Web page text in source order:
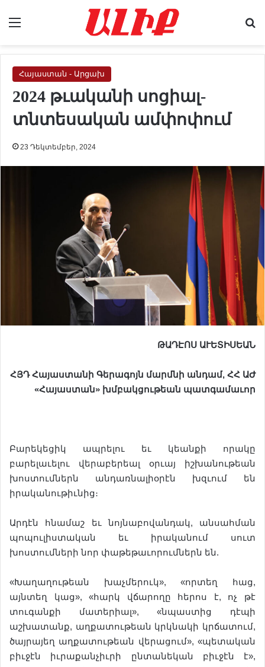
Հայաստան - Արցախ
2024 թւականի սոցիալ-
տնտեսական ամփոփում
23 Դեկտեմբեր, 2024
ԹԱԴԷՈՍ ԱՒԵՏԻՍԵԱՆ
ՀՅԴ Հայաստանի Գերագոյն մարմնի անդամ, ՀՀ ԱԺ
«Հայաստան» խմբակցութեան պատգամաւոր
Բարեկեցիկ ապրելու եւ կեանքի որակը
բարելաւելու վերաբերեալ օրւայ իշխանութեան
խոստումներն անդառնալիօրէն խզւում են
իրականութիւնից։
Արդէն հնամաշ եւ նոյնաբովանդակ, անսահման
պոպուլիստական եւ իրականում սուտ
խոստումների նոր փաթեթաւորումներն են.
«Խաղաղութեան խաչմերուկ», «որտեղ հաց,
այնտեղ կաց», «հարկ վճարողը հերոս է, ոչ թէ
տուգանքի մատերիալ», «նպաստից դէպի
աշխատանք, աղքատութեան կրկնակի կրճատում,
ծայրայեղ աղքատութեան վերացում», «պետական
բիւջէն իւրաքանչիւրի ընտանեկան բիւջէն է»,